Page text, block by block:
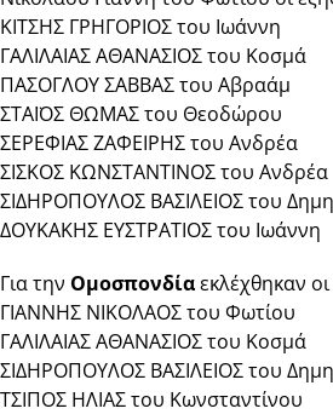
ΚΙΤΣΗΣ ΓΡΗΓΟΡΙΟΣ του Ιωάννη
ΓΑΛΙΛΑΙΑΣ ΑΘΑΝΑΣΙΟΣ του Κοσμά
ΠΑΣΟΓΛΟΥ ΣΑΒΒΑΣ του Αβραάμ
ΣΤΑΪΟΣ ΘΩΜΑΣ του Θεοδώρου
ΣΕΡΕΦΙΑΣ ΖΑΦΕΙΡΗΣ του Ανδρέα
ΣΙΣΚΟΣ ΚΩΝΣΤΑΝΤΙΝΟΣ του Ανδρέα
ΣΙΔΗΡΟΠΟΥΛΟΣ ΒΑΣΙΛΕΙΟΣ του
ΔΟΥΚΑΚΗΣ ΕΥΣΤΡΑΤΙΟΣ του Ιωάννη
Για την Ομοσπονδίαεκλέχθηκαν
ΓΙΑΝΝΗΣ ΝΙΚΟΛΑΟΣ του Φωτίου
ΓΑΛΙΛΑΙΑΣ ΑΘΑΝΑΣΙΟΣ του Κοσμά
ΣΙΔΗΡΟΠΟΥΛΟΣ ΒΑΣΙΛΕΙΟΣ του
ΤΣΙΠΟΣ ΗΛΙΑΣ του Κωνσταντίνου